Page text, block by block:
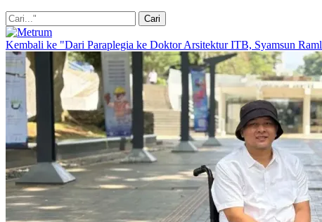
Kembali ke "Dari Paraplegia ke Doktor Arsitektur ITB, Syamsun